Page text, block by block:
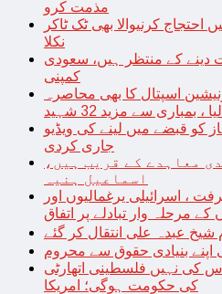
مذمت کرو
کرنیوالا بھی ٹک ٹاکر
نکلا
دینے کے منتظر ہیں، سعودی
کمپنی
اسپتال کا بھی محاصرہ
، بمباری سے مزید 32 شہید
کو قبضے میں لینے کی ویڈیو
جاری کردی
معاہدے کے قریب ہیں،
اسماعیل ہنیہ
، اسرائیلی یرغمالیوں اور
مرحلہ وار تبادلے پر اتفاق
عبدہ علی انتقال کر گئے
اپنے بنیادی حقوق سے محروم
کی نہیں فلسطینی اتھارٹی
کی حکومت ہوگی؛ امریکا